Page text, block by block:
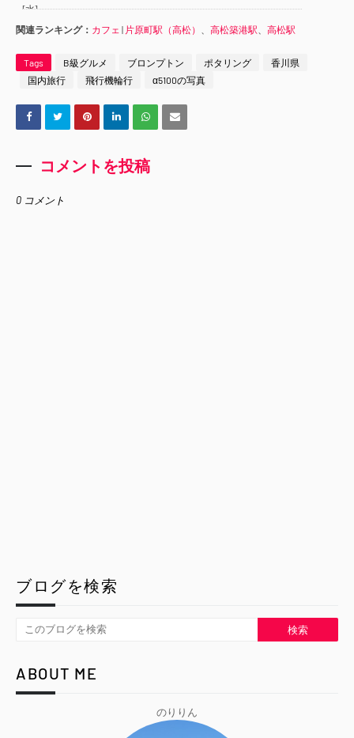
関連ランキング： カフェ | 片原町駅（高松） 高松築港駅 高松駅
Tags B級グルメ ブロンプトン ポタリング
香川県
国内旅行
飛行機輪行 α5100の写真
コメントを投稿
0 コメント
ブログを検索
ABOUT ME
のりりん